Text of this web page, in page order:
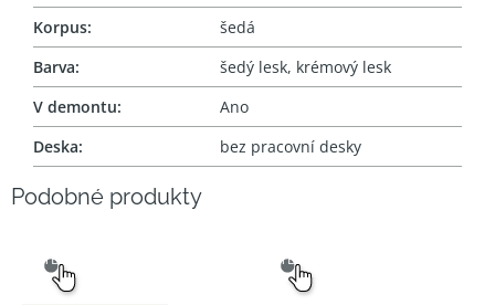
Korpus:
šedá
Barva:
šedý lesk, krémový lesk
V demontu:
Ano
Deska: bez pracovní desky
VÝBĚR VÝBĚR